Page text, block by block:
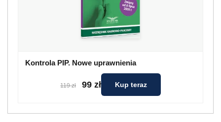
Kontrola PIP. Nowe uprawnienia
119 zł 99 zł Kup teraz